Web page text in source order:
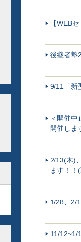
【WEB
後継者塾
9/11「新
＜開催
開催しま
2/13(木)
ます！！
1/28、2/
11/12~1/